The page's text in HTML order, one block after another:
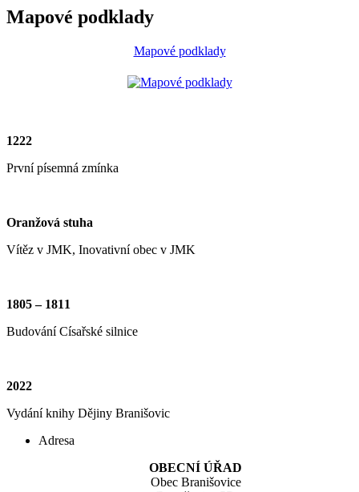
Mapové podklady
Mapové podklady
1222
První písemná zmínka
Oranžová stuha
Vítěz v JMK, Inovativní obec v JMK
1805 – 1811
Budování Císařské silnice
2022
Vydání knihy Dějiny Branišovic
Adresa
OBECNÍ ÚŘAD
Obec Branišovice